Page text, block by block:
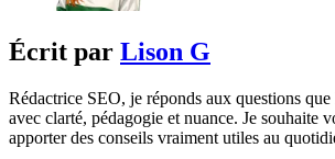
Écrit par Lison G
Rédactrice SEO, je réponds aux questions
avec clarté, pédagogie et nuance. Je souhaite
apporter des conseils vraiment utiles au